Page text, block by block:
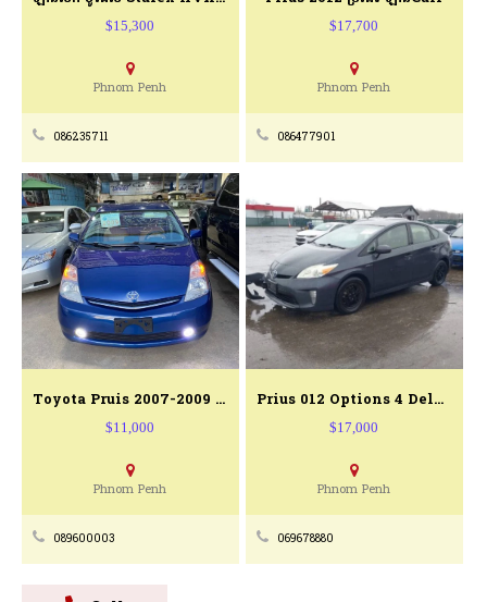
$15,300
Phnom Penh
086235711
$17,700
Phnom Penh
086477901
Toyota Pruis 2007-2009 From USA
$11,000
Phnom Penh
089600003
Prius 012 Options 4 Deluxe
$17,000
Phnom Penh
069678880